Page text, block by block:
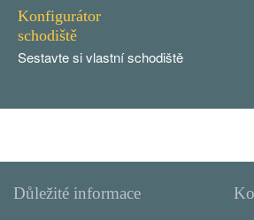
Konfigurátor
schodiště
Sestavte si vlastní schodiště
Důležité informace